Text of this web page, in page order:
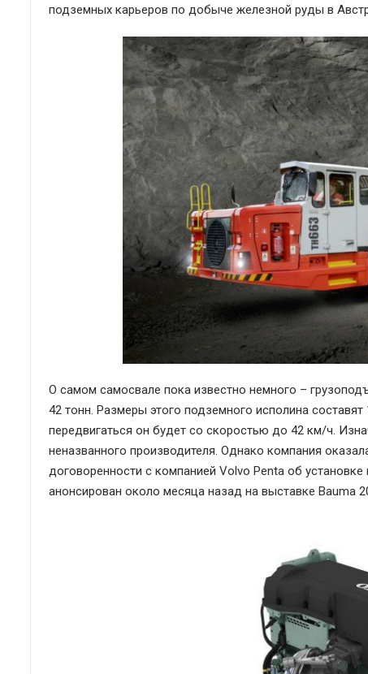
подземных карьеров по добыче железной руды в
О самом самосвале пока известно немного –
42 тонн. Размеры этого подземного исполина
передвигаться он будет со скоростью до 42 км/ч.
неназванного производителя. Однако компания
договоренности с компанией Volvo Penta об
анонсирован около месяца назад на выставке Bauma